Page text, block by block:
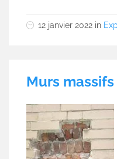
12 janvier 2022 in
Murs